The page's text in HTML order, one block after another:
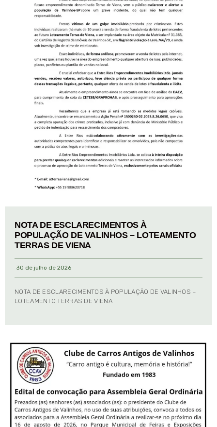
NOTA DE ESCLARECIMENTOS À
POPULAÇÃO DE VALINHOS – LOTEAMENTO
TERRAS DE VIENA
30 de julho de 2026
NOTA DE ESCLARECIMENTOS À POPULAÇÃO DE VALINHOS –
LOTEAMENTO TERRAS DE VIENA